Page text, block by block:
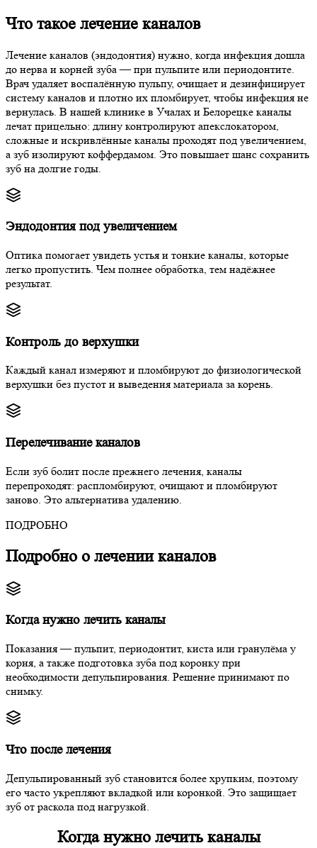
Что такое лечение каналов
Лечение каналов (эндодонтия) нужно, когда инфекция дошла
до нерва и корней зуба — при пульпите или периодонтите.
Врач удаляет воспалённую пульпу, очищает и дезинфицирует
систему каналов и плотно их пломбирует, чтобы инфекция не
вернулась. В нашей клинике в Учалах и Белорецке каналы
лечат прицельно: длину контролируют апекслокатором,
сложные и искривлённые каналы проходят под увеличением,
а зуб изолируют коффердамом. Это повышает шанс сохранить
зуб на долгие годы.
Эндодонтия под увеличением
Оптика помогает увидеть устья и тонкие каналы, которые
легко пропустить. Чем полнее обработка, тем надёжнее
результат.
Контроль до верхушки
Каждый канал измеряют и пломбируют до физиологической
верхушки без пустот и выведения материала за корень.
Перелечивание каналов
Если зуб болит после прежнего лечения, каналы
перепроходят: распломбируют, очищают и пломбируют
заново. Это альтернатива удалению.
ПОДРОБНО
Подробно о лечении каналов
Когда нужно лечить каналы
Показания — пульпит, периодонтит, киста или гранулёма у
корня, а также подготовка зуба под коронку при
необходимости депульпирования. Решение принимают по
снимку.
Что после лечения
Депульпированный зуб становится более хрупким, поэтому
его часто укрепляют вкладкой или коронкой. Это защищает
зуб от раскола под нагрузкой.
Когда нужно лечить каналы